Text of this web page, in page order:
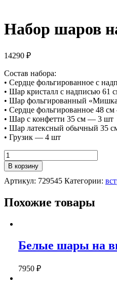
Набор шаров
14290 ₽
Состав набора:
• Сердце фольгированное с
• Шар кристалл с надписью 61
• Шар фольгированный
• Сердце фольгированное 48
• Шар с конфетти 35 см — 3 шт
• Шар латексный обычный 35
• Грузик — 4 шт
Количество
Набор
шаров
на
"Медвежёнок"
В корзину
Артикул: 729545 Категории:
Похожие товары
Белые шары на
7950 ₽